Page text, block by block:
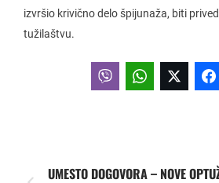
izvršio krivično delo špijunaža, biti
tužilaštvu.
UMESTO DOGOVORA – NOVE